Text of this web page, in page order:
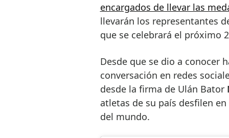
encargados de llevar las
llevarán los representantes
que se celebrará el próximo
Desde que se dio a conocer
conversación en redes
desde la firma de Ulán Bator
atletas de su país desfilen
del mundo.